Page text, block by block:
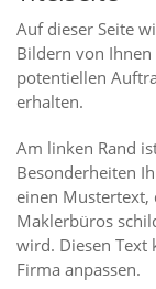
Auf dieser Seite
Bildern von
potentiellen
erhalten.
Am linken Rand
Besonderheiten
einen Mustertext,
Maklerbüros
wird. Diesen Text
Firma anpassen.